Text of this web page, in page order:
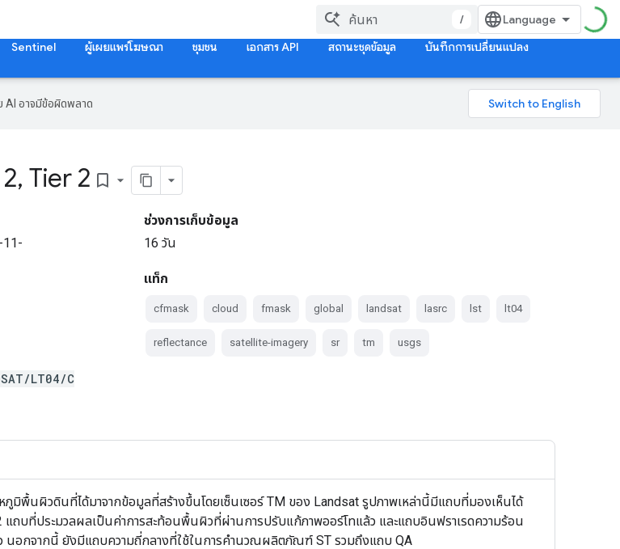
/
Sentinel ผู้เผยแพร่โฆษณา ชุมชน เอกสาร API สถานะชุดข้อมูล บันทึกการเปลี่ยนแปลง
AI อาจมีข้อผิดพลาด
, Tier 2 bookmark_border
11-
LT04/C
ช่วงการเก็บข้อมูล
16 วัน
แท็ก
cfmask cloud fmask global landsat lasrc lst lt04
reflectance satellite-imagery sr tm usgs
พื้นผิวดินที่ได้มาจากข้อมูลที่สร้างขึ้นโดยเซ็นเซอร์ TM ของ Landsat รูปภาพเหล่านี้มีแถบที่มองเห็นได้
ถบที่ประมวลผลเป็นค่าการสะท้อนพื้นผิวที่ผ่านการปรับแก้ภาพออร์โทแล้ว และแถบอินฟราเรดความร้อน
อกจากนี้ ยังมีแถบความถี่กลางที่ใช้ในการคำนวณผลิตภัณฑ์ ST รวมถึงแถบ QA